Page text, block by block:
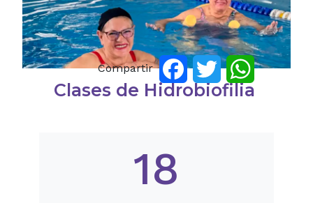
Compartir FacebookTwitterWhatsApp
Clases de Hidrobiofilia
18